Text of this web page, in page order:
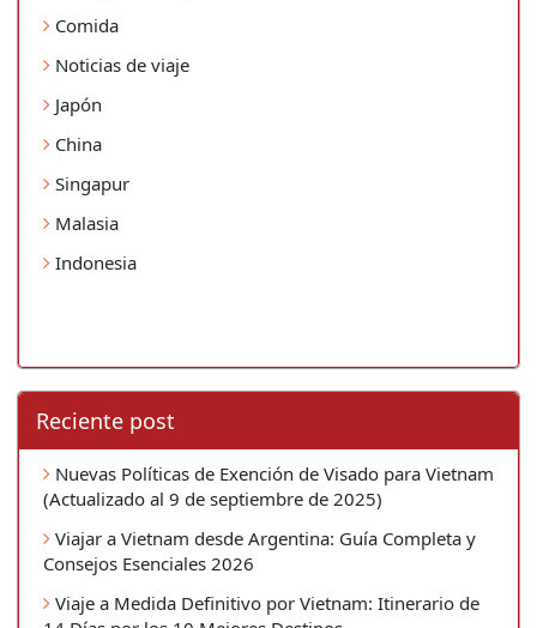
Comida
Noticias de viaje
Japón
China
Singapur
Malasia
Indonesia
Reciente post
Nuevas Políticas de Exención de Visado para Vietnam
(Actualizado al 9 de septiembre de 2025)
Viajar a Vietnam desde Argentina: Guía Completa y
Consejos Esenciales 2026
Viaje a Medida Definitivo por Vietnam: Itinerario de